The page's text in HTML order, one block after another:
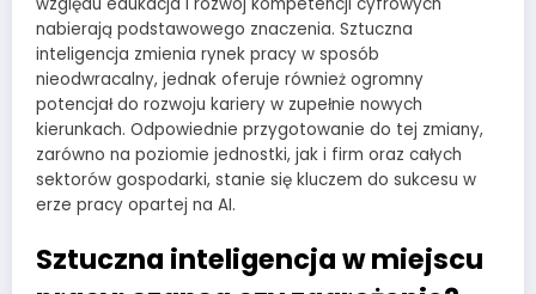
nabierają podstawowego znaczenia. Sztuczna
inteligencja zmienia rynek pracy w sposób
nieodwracalny, jednak oferuje również ogromny
potencjał do rozwoju kariery w zupełnie nowych
kierunkach. Odpowiednie przygotowanie do tej zmiany,
zarówno na poziomie jednostki, jak i firm oraz całych
sektorów gospodarki, stanie się kluczem do sukcesu w
erze pracy opartej na AI.
Sztuczna inteligencja w miejscu